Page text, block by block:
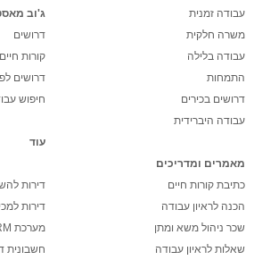
עבודה זמנית
משרה חלקית
עבודה בלילה
התמחות
דרושים בכירים
עבודה היברידית
מאמרים ומדריכים
כתיבת קורות חיים
הכנה לראיון עבודה
שכר ניהול משא ומתן
שאלות לראיון עבודה
ג'וב
דרושים
קורות חיים
דרושים
חיפוש
עוד
דירות
דירות
מערכת CRM ניהול לקוחות
חשבונית